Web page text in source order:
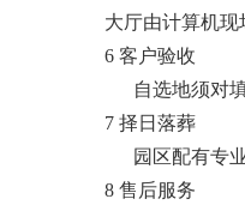
大厅由计算机现
6 客户验收
自选地须对填
7 择日落葬
园区配有专业
8 售后服务